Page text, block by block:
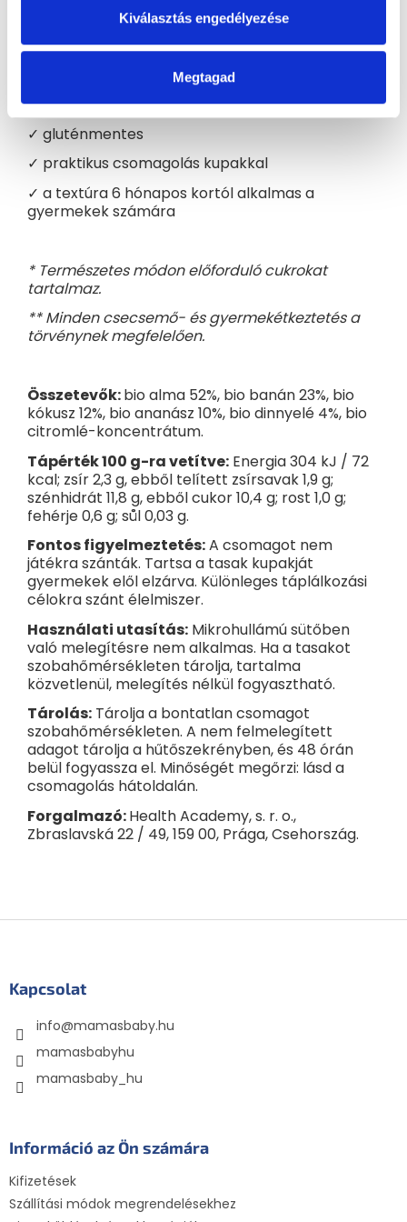
Kiválasztás engedélyezése
Megtagad
Fő jellemzők
✓ BIO minőség
✓ hozzáadott cukor nélkül*
✓ színezékek és tartósítószerek nélkül**
✓ gluténmentes
✓ praktikus csomagolás kupakkal
✓ a textúra 6 hónapos kortól alkalmas a
gyermekek számára
* Természetes módon előforduló cukrokat
tartalmaz.
** Minden csecsemő- és gyermekétkeztetés a
törvénynek megfelelően.
Összetevők:bio alma 52%, bio banán 23%, bio
kókusz 12%, bio ananász 10%, bio dinnyelé 4%, bio
citromlé-koncentrátum.
Tápérték 100 g-ra vetítve: Energia 304 kJ / 72
kcal; zsír 2,3 g, ebből telített zsírsavak 1,9 g;
szénhidrát 11,8 g, ebből cukor 10,4 g; rost 1,0 g;
fehérje 0,6 g; sůl 0,03 g.
Fontos figyelmeztetés:A csomagot nem
játékra szánták. Tartsa a tasak kupakját
gyermekek elől elzárva. Különleges táplálkozási
célokra szánt élelmiszer.
Használati utasítás: Mikrohullámú sütőben
való melegítésre nem alkalmas. Ha a tasakot
szobahőmérsékleten tárolja, tartalma
közvetlenül, melegítés nélkül fogyasztható.
Tárolás: Tárolja a bontatlan csomagot
szobahőmérsékleten. A nem felmelegített
adagot tárolja a hűtőszekrényben, és 48 órán
belül fogyassza el. Minőségét megőrzi: lásd a
csomagolás hátoldalán.
Forgalmazó:Health Academy, s. r. o.,
Zbraslavská 22 / 49, 159 00, Prága, Csehország.
Kapcsolat
info@mamasbaby.hu
mamasbabyhu
mamasbaby_hu
Információ az Ön számára
Kifizetések
Szállítási módok megrendelésekhez